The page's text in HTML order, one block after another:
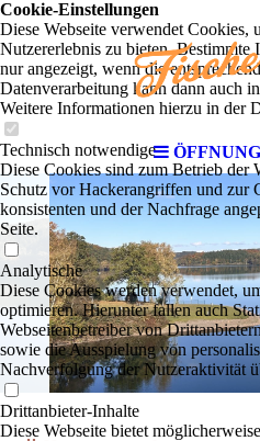
Cookie-Einstellungen
Diese Webseite verwendet Cookies,
Nutzererlebnis zu bieten.
nur angezeigt, wenn die
Datenverarbeitung kann dann auch
Weitere Informationen hierzu in der
Technisch notwendige
Diese Cookies sind zum Betrieb der
Schutz vor Hackerangriffen und zur
konsistenten und der Nachfrage
Seite.
Analytische
Diese Cookies werden verwendet,
optimieren. Hierunter fallen auch
Webseitenbetreiber von
sowie die Ausspielung von
Nachverfolgung der Nutzeraktivität
Drittanbieter-Inhalte
Diese Webseite bietet